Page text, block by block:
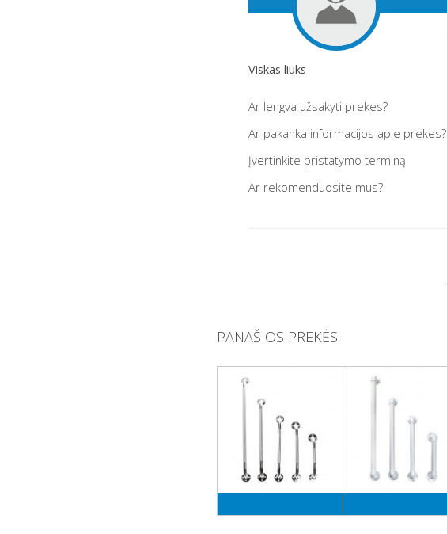
Viskas liuks
Ar lengva užsakyti prekes?
Ar pakanka informacijos apie prekes?
Įvertinkite pristatymo terminą
Ar rekomenduosite mus?
PANAŠIOS PREKĖS